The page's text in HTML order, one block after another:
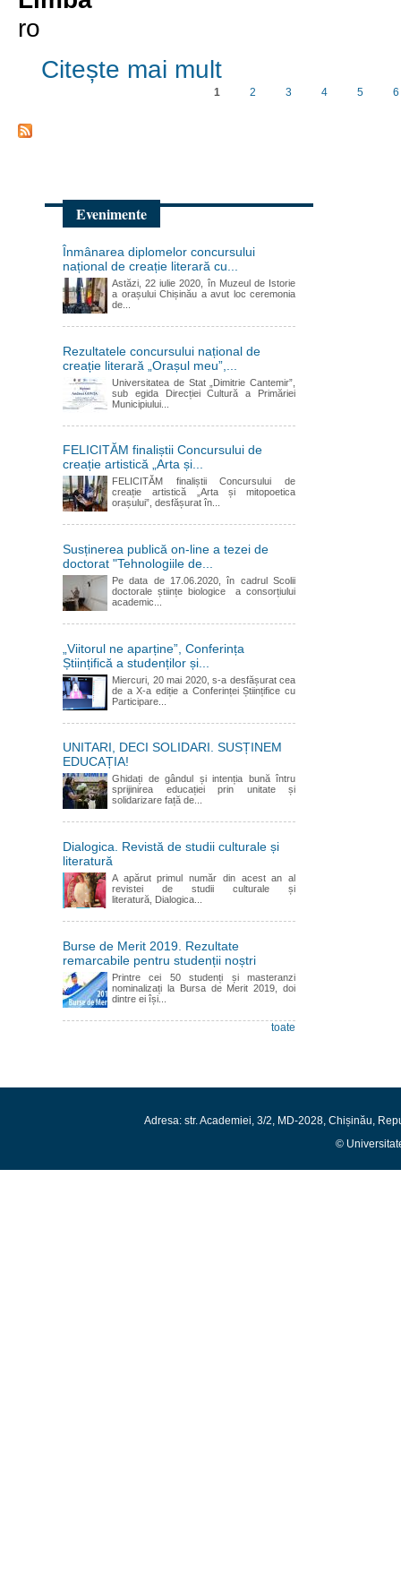
ro
Citește mai mult
1 2 3 4 5 6
Evenimente
Înmânarea diplomelor concursului
național de creație literară cu...
Astăzi, 22 iulie 2020, în Muzeul de Istorie
a orașului Chișinău a avut loc ceremonia
de...
Rezultatele concursului național de
creație literară „Orașul meu”,...
Universitatea de Stat „Dimitrie Cantemir”,
sub egida Direcției Cultură a Primăriei
Municipiului...
FELICITĂM finaliștii Concursului de
creație artistică „Arta și...
FELICITĂM finaliștii Concursului de
creație artistică „Arta și mitopoetica
orașului”, desfășurat în...
Susținerea publică on-line a tezei de
doctorat "Tehnologiile de...
Pe data de 17.06.2020, în cadrul Scolii
doctorale științe biologice a consorțiului
academic...
„Viitorul ne aparține”, Conferința
Științifică a studenților și...
Miercuri, 20 mai 2020, s-a desfășurat cea
de a X-a ediție a Conferinței Științifice cu
Participare...
UNITARI, DECI SOLIDARI. SUSȚINEM
EDUCAȚIA!
Ghidați de gândul și intenția bună întru
sprijinirea educației prin unitate și
solidarizare față de...
Dialogica. Revistă de studii culturale și
literatură
A apărut primul număr din acest an al
revistei de studii culturale și
literatură, Dialogica...
Burse de Merit 2019. Rezultate
remarcabile pentru studenții noștri
Printre cei 50 studenți și masteranzi
nominalizați la Bursa de Merit 2019, doi
dintre ei își...
toate
Adresa: str. Academiei, 3/2, MD-2028, Chișinău,
©